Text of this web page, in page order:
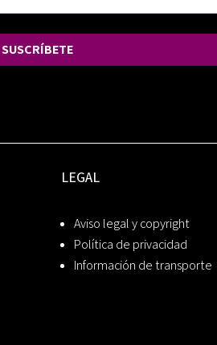
SUSCRÍBETE
LEGAL
Aviso legal y copyright
Política de privacidad
Información de transporte